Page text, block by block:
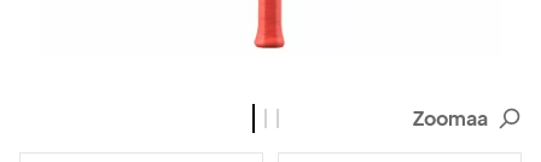
Zoomaa